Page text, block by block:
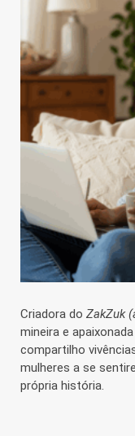
Criadora do ZakZuk
mineira e
compartilho
mulheres a se
própria história.